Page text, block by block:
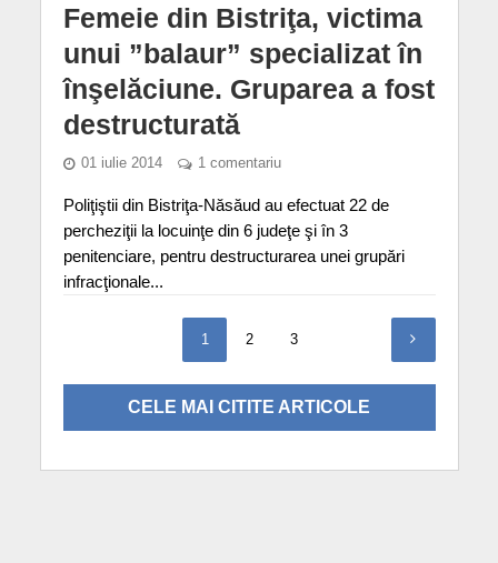
Femeie din Bistriţa, victima
unui ”balaur” specializat în
înşelăciune. Gruparea a fost
destructurată
01 iulie 2014 1 comentariu
Poliţiştii din Bistriţa-Năsăud au efectuat 22 de
percheziţii la locuinţe din 6 judeţe şi în 3
penitenciare, pentru destructurarea unei grupări
infracţionale...
1 2 3
CELE MAI CITITE ARTICOLE